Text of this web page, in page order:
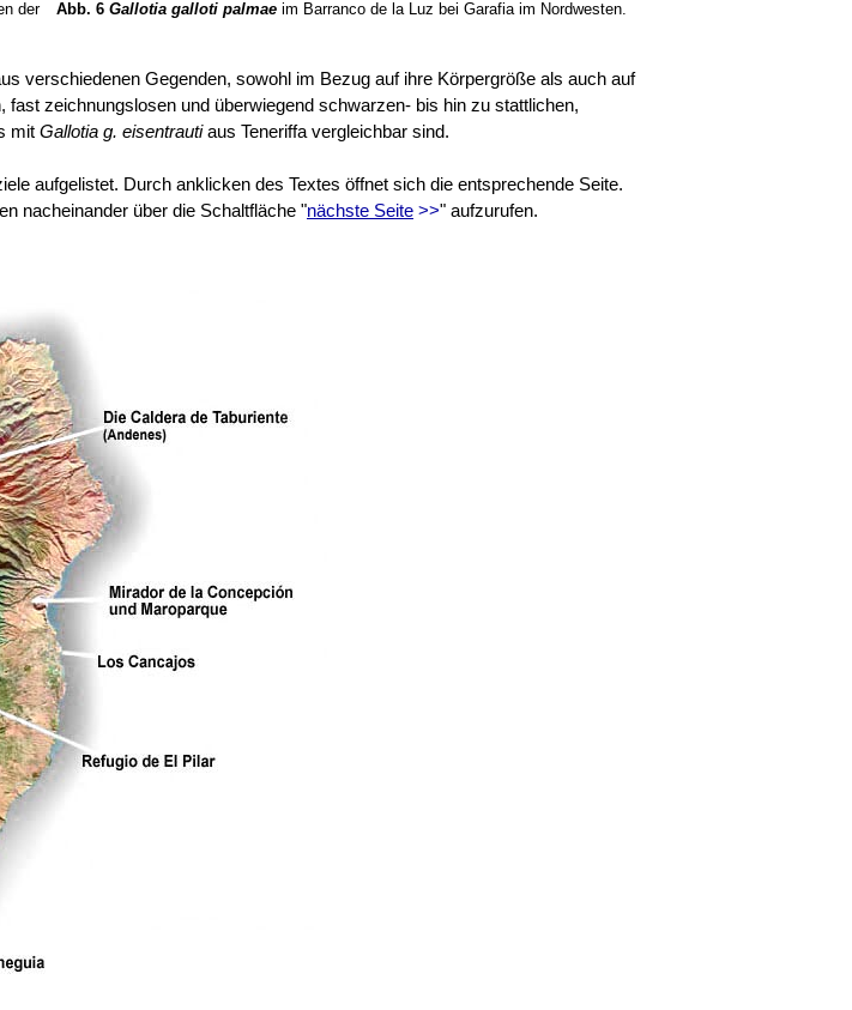
der
Abb. 6 Gallotia galloti palmae im Barranco de la Luz bei Garafia im Nordwesten.
verschiedenen Gegenden, sowohl im Bezug auf ihre Körpergröße als auch auf
zeichnungslosen und überwiegend schwarzen- bis hin zu stattlichen,
mit Gallotia g. eisentrautiaus Teneriffa vergleichbar sind.
aufgelistet. Durch anklicken des Textes öffnet sich die entsprechende Seite.
nacheinander über die Schaltfläche "nächste Seite >>" aufzurufen.